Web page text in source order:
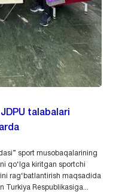
talabalari
sport musobaqalarining
qo‘lga kiritgan sportchi
rag‘batlantirish maqsadida
Turkiya Respublikasiga...